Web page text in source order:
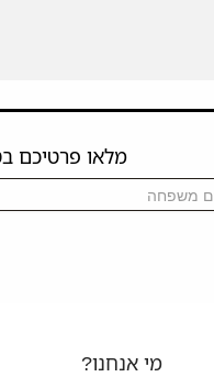
מלאו פרטיכם
מי אנחנו?